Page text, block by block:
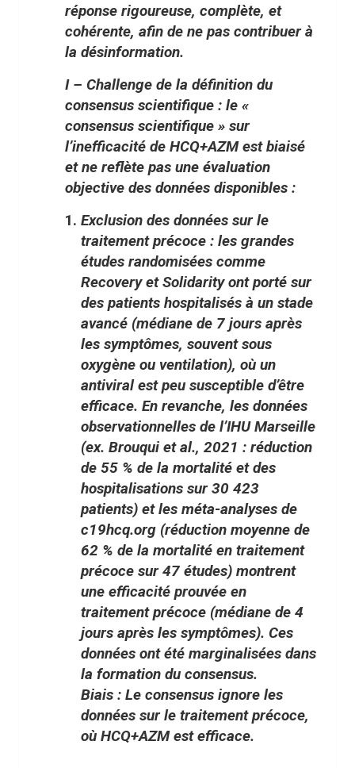
réponse rigoureuse, complète, et
cohérente, afin de ne pas contribuer à
la désinformation.
I – Challenge de la définition du
consensus scientifique : le «
consensus scientifique » sur
l’inefficacité de HCQ+AZM est biaisé
et ne reflète pas une évaluation
objective des données disponibles :
Exclusion des données sur le
traitement précoce : les grandes
études randomisées comme
Recovery et Solidarity ont porté sur
des patients hospitalisés à un stade
avancé (médiane de 7 jours après
les symptômes, souvent sous
oxygène ou ventilation), où un
antiviral est peu susceptible d’être
efficace. En revanche, les données
observationnelles de l’IHU Marseille
(ex. Brouqui et al., 2021 : réduction
de 55 % de la mortalité et des
hospitalisations sur 30 423
patients) et les méta-analyses de
c19hcq.org (réduction moyenne de
62 % de la mortalité en traitement
précoce sur 47 études) montrent
une efficacité prouvée en
traitement précoce (médiane de 4
jours après les symptômes). Ces
données ont été marginalisées dans
la formation du consensus.
Biais : Le consensus ignore les
données sur le traitement précoce,
où HCQ+AZM est efficace.